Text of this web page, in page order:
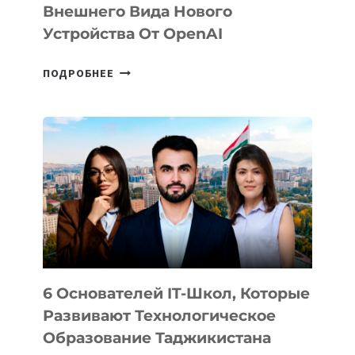
Внешнего Вида Нового
Устройства От OpenAI
ПОДРОБНЕЕ СТАЛИ
ВНЕШНЕГО
ВИДА
НОВОГО
УСТРОЙСТВА
ОТ
OPENAI
6 Основателей IT-Школ, Которые
Развивают Технологическое
Образование Таджикистана